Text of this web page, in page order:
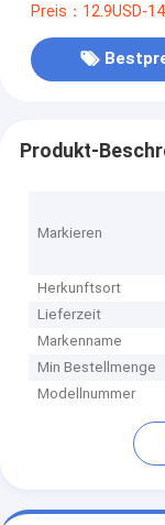
Preis：12.9USD-
Produkt-
Markieren
Herkunftsort
Lieferzeit
Markenname
Min Bestellmenge
Modellnummer